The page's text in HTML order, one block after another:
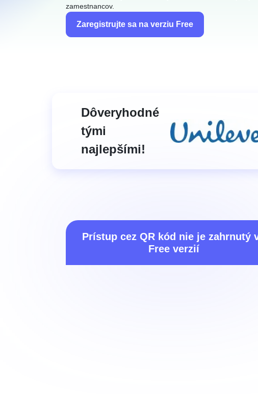
zamestnancov.
Zaregistrujte sa na verziu Free
Dôveryhodné
tými
najlepšími!
Prístup cez QR kód nie je zahrnutý
Free verzií